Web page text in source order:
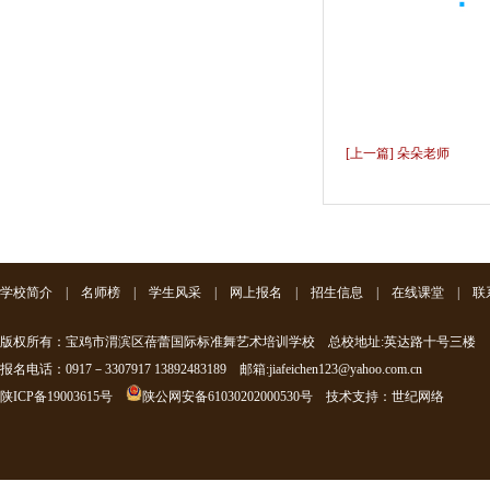
[上一篇] 朵朵老师
学校简介 名师榜 学生风采 网上报名 招生信息 在线课堂 联
版权所有：宝鸡市渭滨区蓓蕾国际标准舞艺术培训学校 总校地址:英达路十号三楼
报名电话：0917－3307917 13892483189 邮箱:jiafeichen123@yahoo.com.cn
陕ICP备19003615号
陕公网安备61030202000530号 技术支持 ： 世纪网络